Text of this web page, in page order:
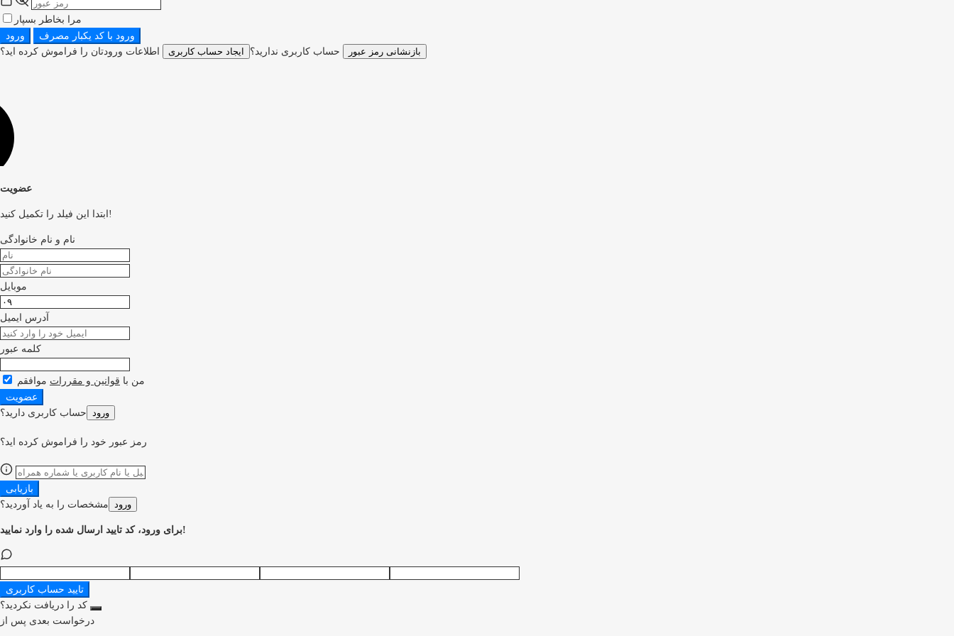
مرا بخاطر بسپار
ورود
ورود با کد یکبار مصرف
حساب کاربری ندارید؟
ایجاد حساب کاربری بازنشانی رمز عبور
عضویت
ابتدا این فیلد را تکمیل کنید!
نام و نام خانوادگی
موبایل
آدرس ایمیل
کلمه عبور
من با قوانین و مقررات موافقم
عضویت
حساب کاربری دارید؟ ورود
رمز عبور خود را فراموش کرده اید؟
بازیابی
مشخصات را به یاد آوردید؟ ورود
برای ورود، کد تایید ارسال شده را وارد نمایید!
تایید حساب کاربری
درخواست بعدی پس از